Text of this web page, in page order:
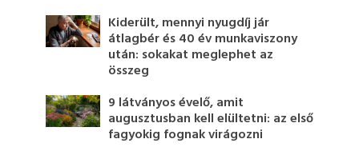
Kiderült, mennyi nyugdíj jár
átlagbér és 40 év munkaviszony
után: sokakat meglephet az
összeg
9 látványos évelő, amit
augusztusban kell elültetni: az első
fagyokig fognak virágozni